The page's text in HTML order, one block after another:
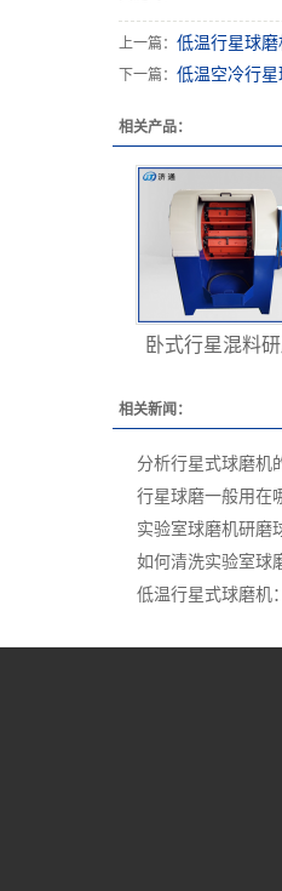
上一篇： 低温行星球磨
下一篇： 低温空冷行
相关产品：
卧式行星混料
相关新闻：
分析行星式球磨机
行星球磨一般用在
实验室球磨机研磨
如何清洗实验室球
低温行星式球磨机